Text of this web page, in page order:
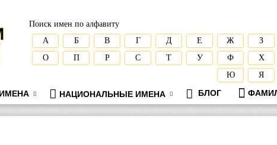
Поиск имен по алфавиту
А
Б В Г Д Е Ж
З
О
П Р С Т У Ф
Х
Ю
Я
НАЦИОНАЛЬНЫЕ ИМЕНА БЛОГ